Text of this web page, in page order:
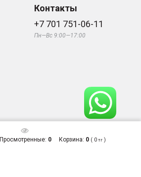
Просмотренные: 0 Корзина: 0 ( 0тг)
Контакты
+7 701 751-06-11
Пн—Вс 9:00—17:00